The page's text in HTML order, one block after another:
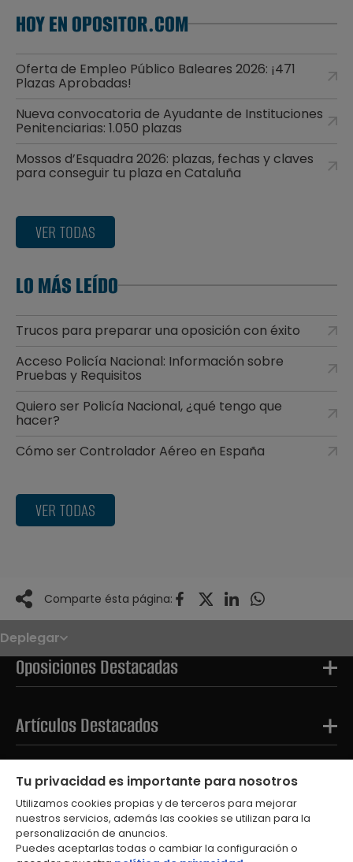
HOY EN OPOSITOR.COM
Oferta de Empleo Público Baleares 2026: ¡471
Plazas Aprobadas!
Nueva convocatoria de Ayudante de Instituciones
Penitenciarias: 1.050 plazas
Mossos d’Esquadra 2026: plazas, fechas y claves
para conseguir tu plaza en Cataluña
VER TODAS
LO MÁS LEÍDO
Trucos para preparar una oposición con éxito
Acceso Policía Nacional: Información sobre
Pruebas y Requisitos
Quiero ser Policía Nacional, ¿qué tengo que
hacer?
Cómo ser Controlador Aéreo en España
VER TODAS
Comparte ésta página:
Deplegar
Noticias
Oposiciones
Convocatorias
Paso paso
OPE 2026
Oposiciones Destacadas
Artículos Destacados
Tests Destacados
Tu privacidad es importante para nosotros
Utilizamos cookies propias y de terceros para mejorar
nuestros servicios, además las cookies se utilizan para la
personalización de anuncios.
Puedes aceptarlas todas o cambiar la configuración o